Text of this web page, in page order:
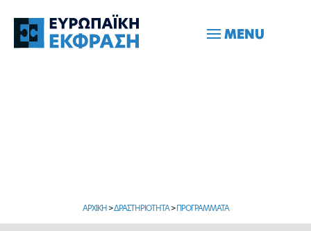
MENU
ΑΡΧΙΚΗ>ΔΡΑΣΤΗΡΙΟΤΗΤΑ>ΠΡΟΓΡΑΜΜΑΤΑ